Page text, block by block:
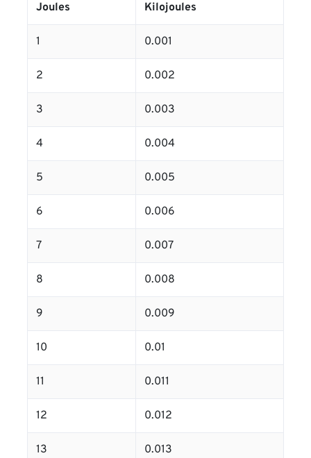
Joules Kilojoules
1 0.001
2 0.002
3 0.003
4 0.004
5 0.005
6 0.006
7 0.007
8 0.008
9 0.009
10 0.01
11 0.011
12 0.012
13 0.013